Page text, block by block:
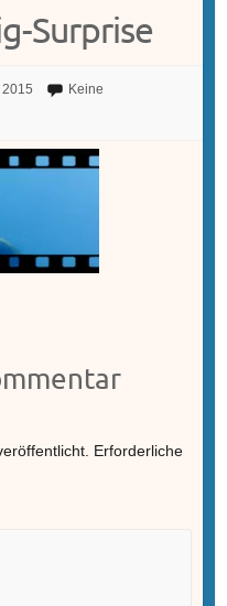
Surprise
Keine
Erforderliche